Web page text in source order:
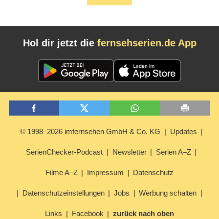
Hol dir jetzt die fernsehserien.de App
© 1998–2026 imfernsehen GmbH & Co. KG Updates
SerienChecker-Podcast Newsletter Serien A–Z
Filme A–Z Impressum Datenschutz
Datenschutzeinstellungen Jobs Werbung schalten
Links Facebook zurück nach oben